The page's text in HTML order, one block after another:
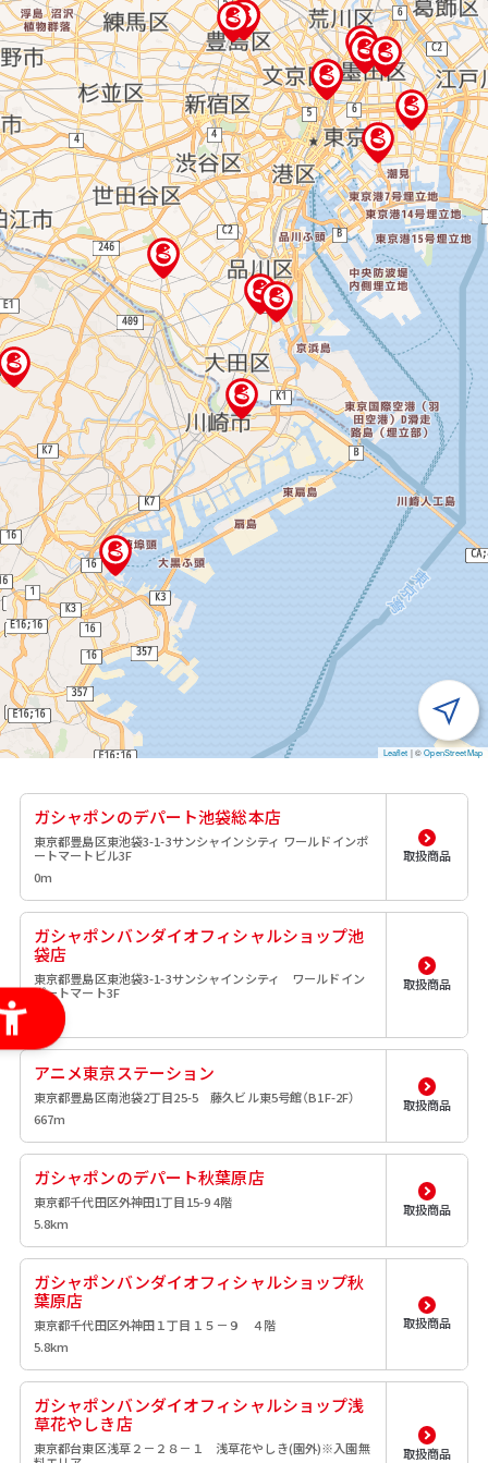
Leaflet |©OpenStreetMap
ガシャポンのデパート池袋総本店
東京都豊島区東池袋3-1-3サンシャインシティ ワールドインポ
ートマートビル3F
0m
取扱商品
ガシャポンバンダイオフィシャルショップ池
袋店
東京都豊島区東池袋3-1-3サンシャインシティ ワールドイン
ポートマート3F
取扱商品
アニメ東京ステーション
東京都豊島区南池袋2丁目25-5 藤久ビル東5号館（B1F-2F）
667m
取扱商品
ガシャポンのデパート秋葉原店
東京都千代田区外神田1丁目15-9 4階
5.8km
取扱商品
ガシャポンバンダイオフィシャルショップ秋
葉原店
東京都千代田区外神田１丁目１５－９ ４階
5.8km
取扱商品
ガシャポンバンダイオフィシャルショップ浅
草花やしき店
東京都台東区浅草２－２８－１ 浅草花やしき(園外)※入園無
取扱商品